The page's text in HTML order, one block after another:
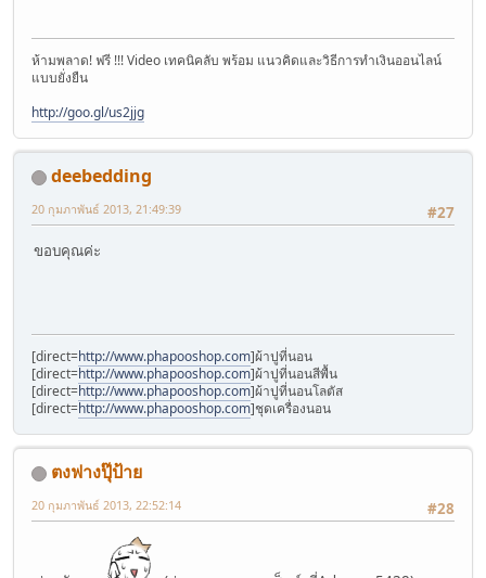
ห้ามพลาด! ฟรี !!! Video เทคนิคลับ พร้อม แนวคิดและวิธีการทำเงินออนไลน์
แบบยั่งยืน
http://goo.gl/us2jjg
deebedding
#27
20 กุมภาพันธ์ 2013, 21:49:39
ขอบคุณค่ะ
[direct=http://www.phapooshop.com]ผ้าปูที่นอน
[direct=http://www.phapooshop.com]ผ้าปูที่นอนสีพื้น
[direct=http://www.phapooshop.com]ผ้าปูที่นอนโลตัส
[direct=http://www.phapooshop.com]ชุดเครื่องนอน
ตงฟางปุ๊ป้าย
#28
20 กุมภาพันธ์ 2013, 22:52:14